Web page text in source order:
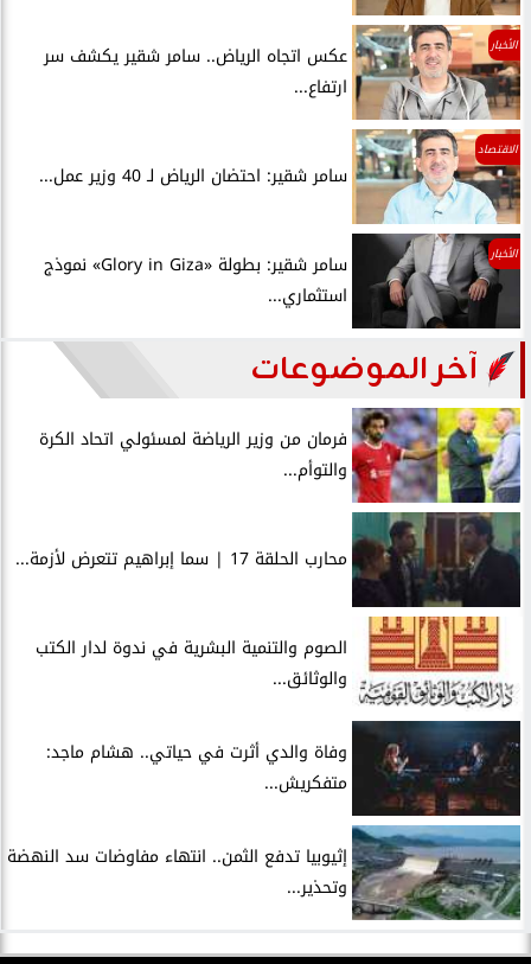
الأخبار
عكس اتجاه الرياض.. سامر شقير يكشف سر
ارتفاع...
الاقتصاد
سامر شقير: احتضان الرياض لـ 40 وزير عمل...
الأخبار
سامر شقير: بطولة «Glory in Giza» نموذج
استثماري...
آخر الموضوعات
فرمان من وزير الرياضة لمسئولي اتحاد الكرة
والتوأم...
محارب الحلقة 17 | سما إبراهيم تتعرض لأزمة...
الصوم والتنمية البشرية في ندوة لدار الكتب
والوثائق...
وفاة والدي أثرت في حياتي.. هشام ماجد:
متفكريش...
إثيوبيا تدفع الثمن.. انتهاء مفاوضات سد النهضة
وتحذير...